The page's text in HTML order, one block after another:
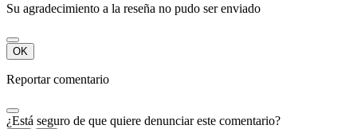
Su agradecimiento a la reseña no pudo ser enviado
OK
Reportar comentario
¿Está seguro de que quiere denunciar este comentario?